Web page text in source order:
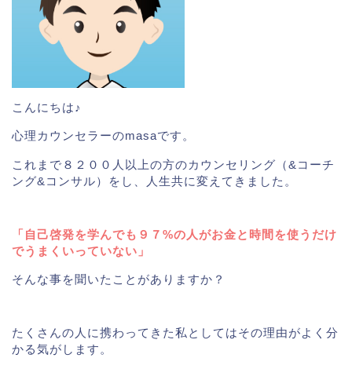
こんにちは♪
心理カウンセラーのmasaです。
これまで８２００人以上の方のカウンセリング（&コーチ
ング&コンサル）をし、人生共に変えてきました。
「自己啓発を学んでも９７%の人がお金と時間を使うだけ
でうまくいっていない」
そんな事を聞いたことがありますか？
たくさんの人に携わってきた私としてはその理由がよく分
かる気がします。